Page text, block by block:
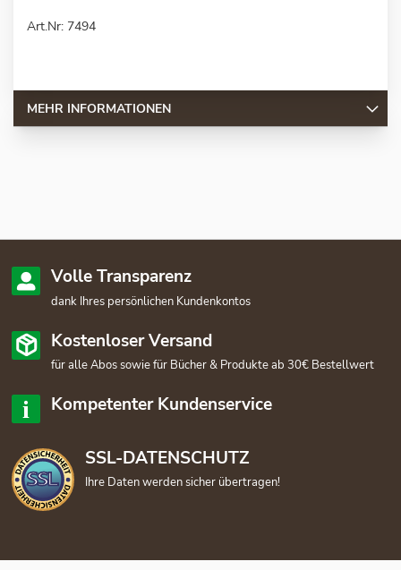
Art.Nr: 7494
MEHR INFORMATIONEN
Volle Transparenz
dank Ihres persönlichen Kundenkontos
Kostenloser Versand
für alle Abos sowie für Bücher & Produkte ab 30€ Bestellwert
Kompetenter Kundenservice
SSL-DATENSCHUTZ
Ihre Daten werden sicher übertragen!